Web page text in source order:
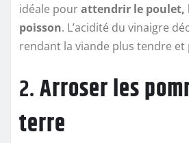
idéale pourattendrir le poulet,
poisson. L’acidité du vinaigre
rendant la viande plus tendre et
2.Arroser les
terre